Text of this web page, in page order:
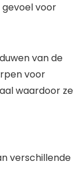
voor
van de
voor
waardoor ze
verschillende